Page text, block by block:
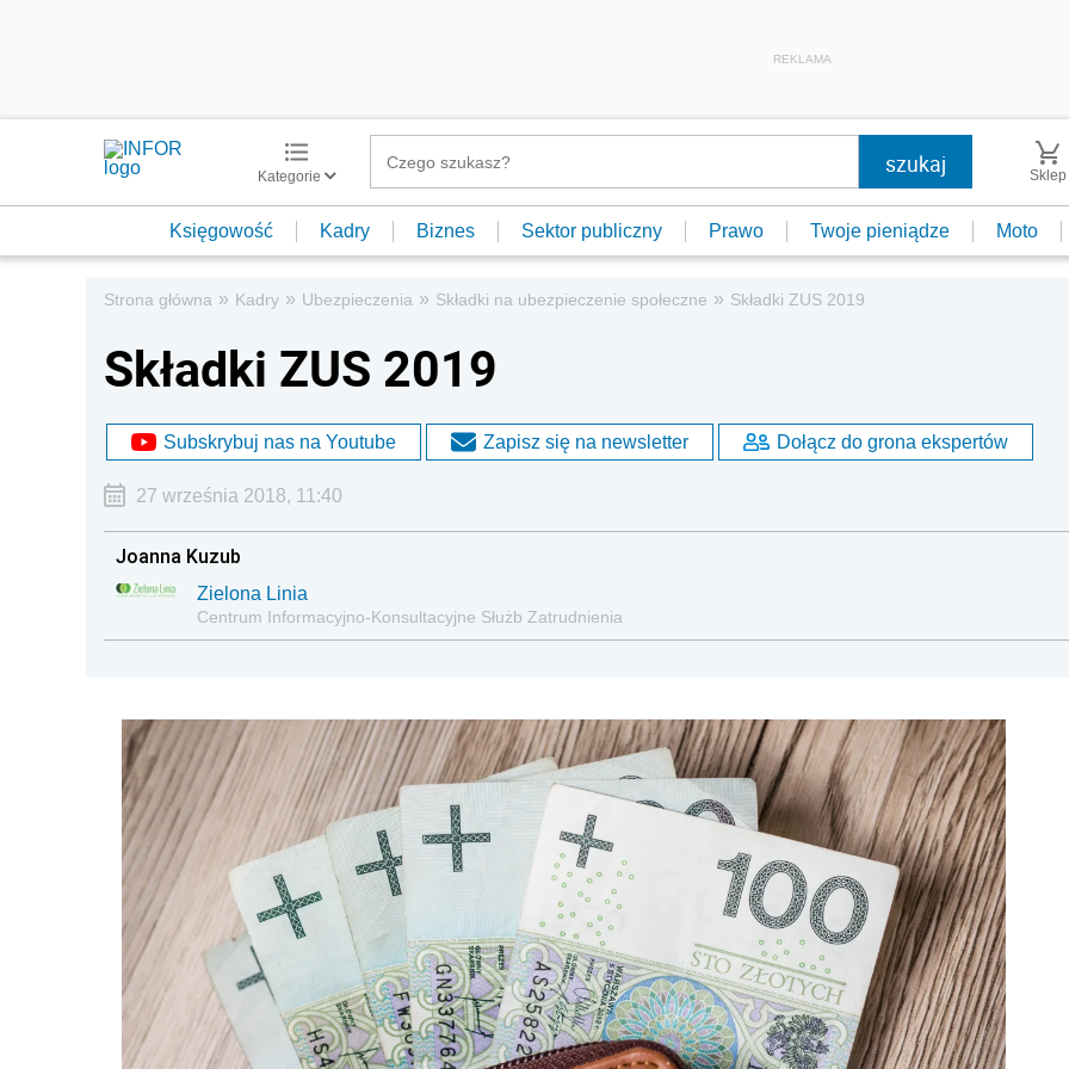
REKLAMA
Kategorie Sklep
Księgowość Kadry Biznes Sektor publiczny Prawo Twoje pieniądze Moto
Strona główna » Kadry » Ubezpieczenia » Składki na ubezpieczenie społeczne » Składki ZUS 2019
Składki ZUS 2019
Subskrybuj nas na Youtube Zapisz się na newsletter Dołącz do grona ekspertów
27 września 2018, 11:40
Joanna Kuzub
Zielona Linia
Centrum Informacyjno-Konsultacyjne Służb Zatrudnienia